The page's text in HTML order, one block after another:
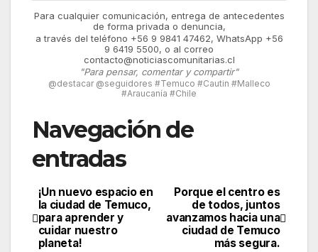
Para cualquier comunicación, entrega de antecedentes
de forma privada o denuncia,
a través del teléfono +56 9 9841 47462, WhatsApp +56
9 6419 5500, o al correo
contacto@noticiascomunitarias.cl
"Para pensar, comentar y compartir"
@destacar @seguidores #Temuco #Cautin #Malleco
#Araucanía #Chile
Navegación de
entradas
Porque el centro es
de todos, juntos
avanzamos hacia una
ciudad de Temuco
más segura.
¡Un nuevo espacio en
la ciudad de Temuco,
para aprender y
cuidar nuestro
planeta!